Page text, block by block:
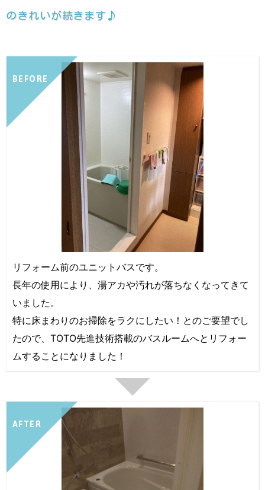
のきれいが続きます♪
BEFORE
リフォーム前のユニットバスです。
長年の使用により、湯アカや汚れが落ちなくなってきて
いました。
特に床まわりのお掃除をラクにしたい！とのご要望でし
たので、TOTO先進技術搭載のバスルームへとリフォー
ムすることになりました！
AFTER